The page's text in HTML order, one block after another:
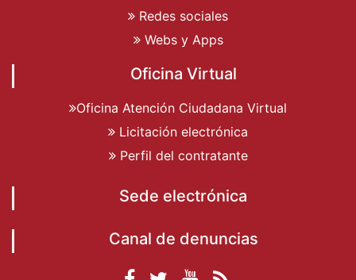
Redes sociales
Webs y Apps
Oficina Virtual
Oficina Atención Ciudadana Virtual
Licitación electrónica
Perfil del contratante
Sede electrónica
Canal de denuncias